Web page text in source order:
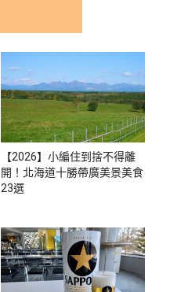
【2026】小編住到捨不得離
開！北海道十勝帶廣美景美食
23選